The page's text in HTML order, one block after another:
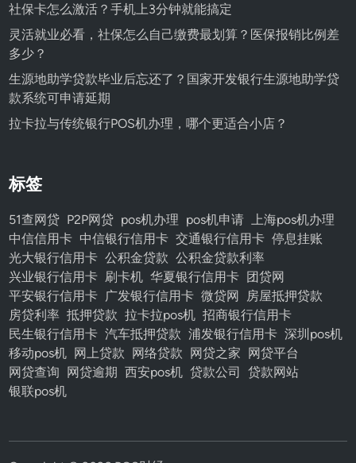
社保卡怎么激活？手机上3分钟就能搞定
灵活就业必看，社保怎么自己缴费最划算？医保报销比例差
多少？
生源地助学贷款毕业后忘还了？国家开发银行生源地助学贷
款系统可申请延期
拉卡拉与传统银行POS机办理，哪个更适合小店？
标签
51查网贷 P2P网贷 pos机办理 pos机申请
上海pos机办理
中信信用卡 中信银行信用卡 交通银行信用卡 停息挂账
光大银行信用卡 公积金贷款 公积金贷款利率
兴业银行信用卡 刷卡机 华夏银行信用卡 团贷网
平安银行信用卡 广发银行信用卡 微贷网
房屋抵押贷款
房贷利率 抵押贷款 拉卡拉pos机 招商银行信用卡
民生银行信用卡 汽车抵押贷款 浦发银行信用卡 深圳pos机
移动pos机 网上贷款 网络贷款 网贷之家 网贷平台
网贷查询 网贷逾期 西安pos机 贷款公司 贷款网站
银联pos机